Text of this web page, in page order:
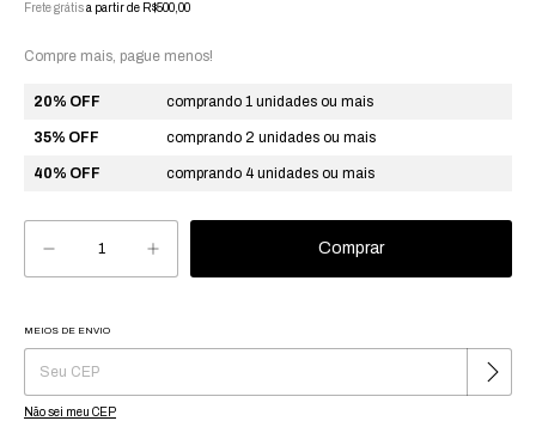
Frete grátisa partir de R$500,00
Compre mais, pague menos!
20% OFF comprando 1 unidades ou mais
35% OFF comprando 2 unidades ou mais
40% OFF comprando 4 unidades ou mais
Entregas para o CEP:
MEIOS DE ENVIO
Não sei meu CEP